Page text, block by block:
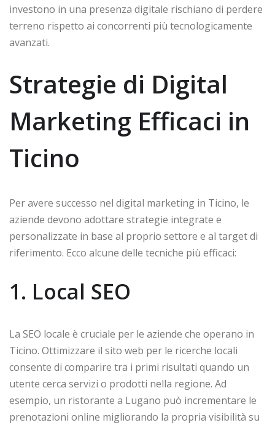
investono in una presenza digitale rischiano di perdere
terreno rispetto ai concorrenti più tecnologicamente
avanzati.
Strategie di Digital
Marketing Efficaci in
Ticino
Per avere successo nel digital marketing in Ticino, le
aziende devono adottare strategie integrate e
personalizzate in base al proprio settore e al target di
riferimento. Ecco alcune delle tecniche più efficaci:
1. Local SEO
La SEO locale è cruciale per le aziende che operano in
Ticino. Ottimizzare il sito web per le ricerche locali
consente di comparire tra i primi risultati quando un
utente cerca servizi o prodotti nella regione. Ad
esempio, un ristorante a Lugano può incrementare le
prenotazioni online migliorando la propria visibilità su